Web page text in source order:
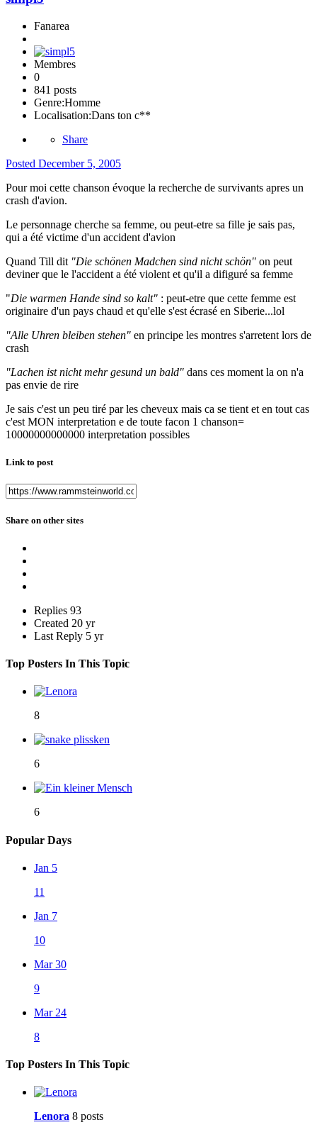
Fanarea
Membres
0
841 posts
Genre:Homme
Localisation:Dans ton c**
Share
Posted December 5, 2005
Pour moi cette chanson évoque la recherche de survivants apres un
crash d'avion.
Le personnage cherche sa femme, ou peut-etre sa fille je sais pas,
qui a été victime d'un accident d'avion
Quand Till dit "Die schönen Madchen sind nicht schön" on peut
deviner que le l'accident a été violent et qu'il a difiguré sa femme
"Die warmen Hande sind so kalt" : peut-etre que cette femme est
originaire d'un pays chaud et qu'elle s'est écrasé en Siberie...lol
"Alle Uhren bleiben stehen" en principe les montres s'arretent lors de
crash
"Lachen ist nicht mehr gesund un bald" dans ces moment la on n'a
pas envie de rire
Je sais c'est un peu tiré par les cheveux mais ca se tient et en tout cas
c'est MON interpretation e de toute facon 1 chanson=
10000000000000 interpretation possibles
Link to post
Share on other sites
Replies 93
Created 20 yr
Last Reply 5 yr
Top Posters In This Topic
8
6
6
Popular Days
Jan 5
11
Jan 7
10
Mar 30
9
Mar 24
8
Top Posters In This Topic
Lenora 8 posts